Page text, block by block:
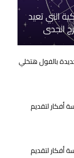
التي تعيد
الجدي
بالفول هتخلي
أفكار لتقديم
أفكار لتقديم